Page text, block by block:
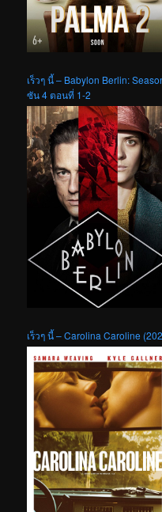
เร็วๆ นี้ – Babylon Berlin:
ซัน 4 ตอนที่ 1-2
เร็วๆ นี้ – Carolina Caroline